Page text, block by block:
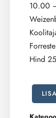
10.00
Hind
PREP-